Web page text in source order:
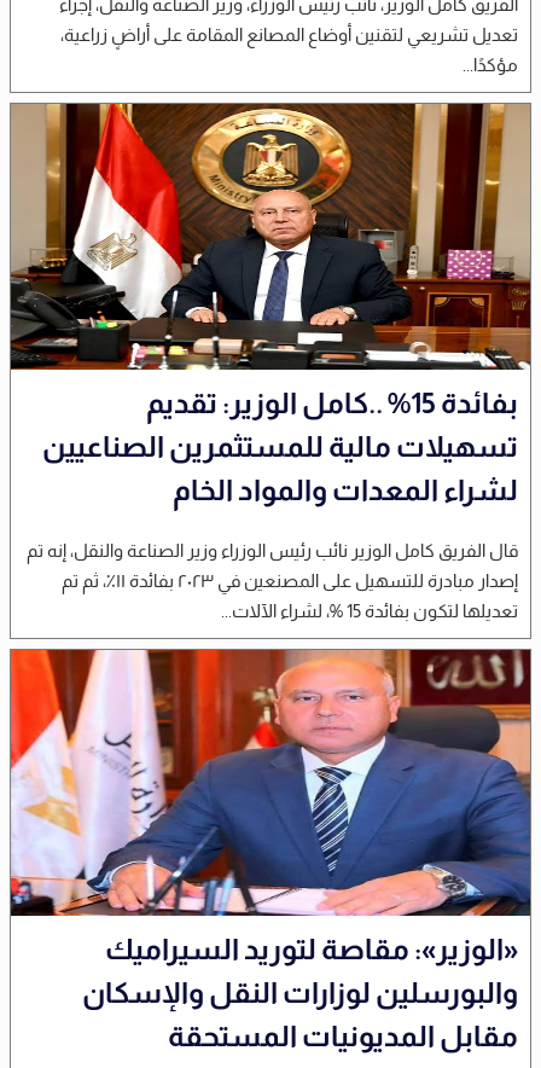
الفريق كامل الوزير، نائب رئيس الوزراء، وزير الصناعة والنقل، إجراء
تعديل تشريعي لتقنين أوضاع المصانع المقامة على أراضٍ زراعية،
مؤكدًا...
بفائدة 15% ..كامل الوزير: تقديم
تسهيلات مالية للمستثمرين الصناعيين
لشراء المعدات والمواد الخام
قال الفريق كامل الوزير نائب رئيس الوزراء وزير الصناعة والنقل، إنه تم
إصدار مبادرة للتسهيل على المصنعين في ۲۰۲۳ بفائدة ۱۱٪، ثم تم
تعديلها لتكون بفائدة 15 %، لشراء الآلات...
«الوزير»: مقاصة لتوريد السيراميك
والبورسلين لوزارات النقل والإسكان
مقابل المديونيات المستحقة